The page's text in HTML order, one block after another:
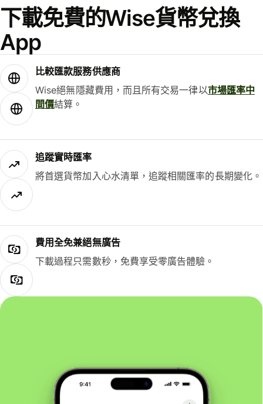
下載免費的Wise貨幣兌換
App
比較匯款服務供應商
Wise絕無隱藏費用，而且所有交易一律以市場匯率中
間價結算。
追蹤實時匯率
將首選貨幣加入心水清單，追蹤相關匯率的長期變化。
費用全免兼絕無廣告
下載過程只需數秒，免費享受零廣告體驗。